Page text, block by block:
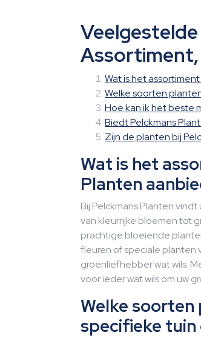
Assortiment,
Wat is het
Welke soorten
Hoe kan ik het beste
Biedt Pelckmans
Zijn de planten bij
Wat is het
Planten
Bij Pelckmans Planten
van kleurrijke bloemen tot
prachtige bloeiende
fleuren of speciale planten
groenliefhebber wat wils.
voor ieder wat wils om uw
Welke
specifieke